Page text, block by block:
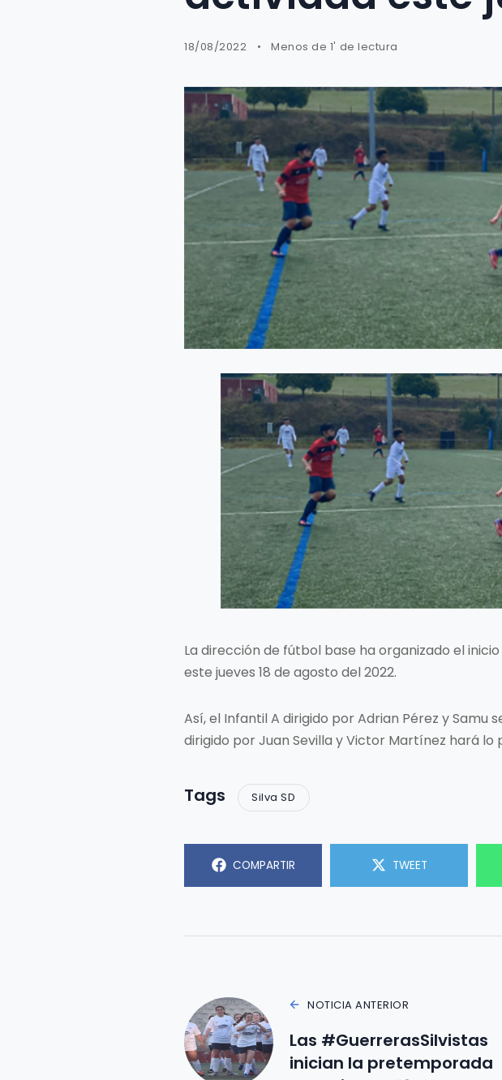
18/08/2022 Menos de 1' de lectura
La dirección de fútbol base ha organizado el
este jueves 18 de agosto del 2022.
Así, el Infantil A dirigido por Adrian Pérez y Samu
dirigido por Juan Sevilla y Victor Martínez hará lo
Tags Silva SD
COMPARTIR TWEET
NOTICIA ANTERIOR
Las #GuerrerasSilvistas
inician la pretemporada